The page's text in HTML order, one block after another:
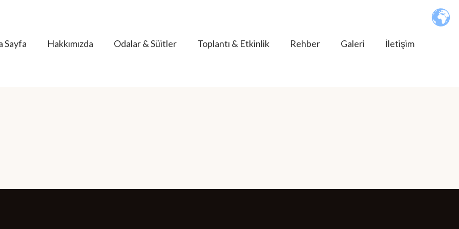
Sayfa Hakkımızda Odalar & Süitler Toplantı & Etkinlik Rehber Galeri İletişim